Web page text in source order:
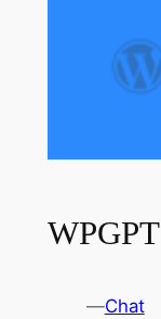
WPGPT
—Chat